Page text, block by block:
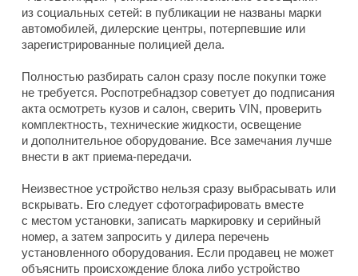
из социальных сетей: в публикации не названы марки
автомобилей, дилерские центры, потерпевшие или
зарегистрированные полицией дела.
Полностью разбирать салон сразу после покупки тоже
не требуется. Роспотребнадзор советует до подписания
акта осмотреть кузов и салон, сверить VIN, проверить
комплектность, технические жидкости, освещение
и дополнительное оборудование. Все замечания лучше
внести в акт приема-передачи.
Неизвестное устройство нельзя сразу выбрасывать или
вскрывать. Его следует сфотографировать вместе
с местом установки, записать маркировку и серийный
номер, а затем запросить у дилера перечень
установленного оборудования. Если продавец не может
объяснить происхождение блока либо устройство